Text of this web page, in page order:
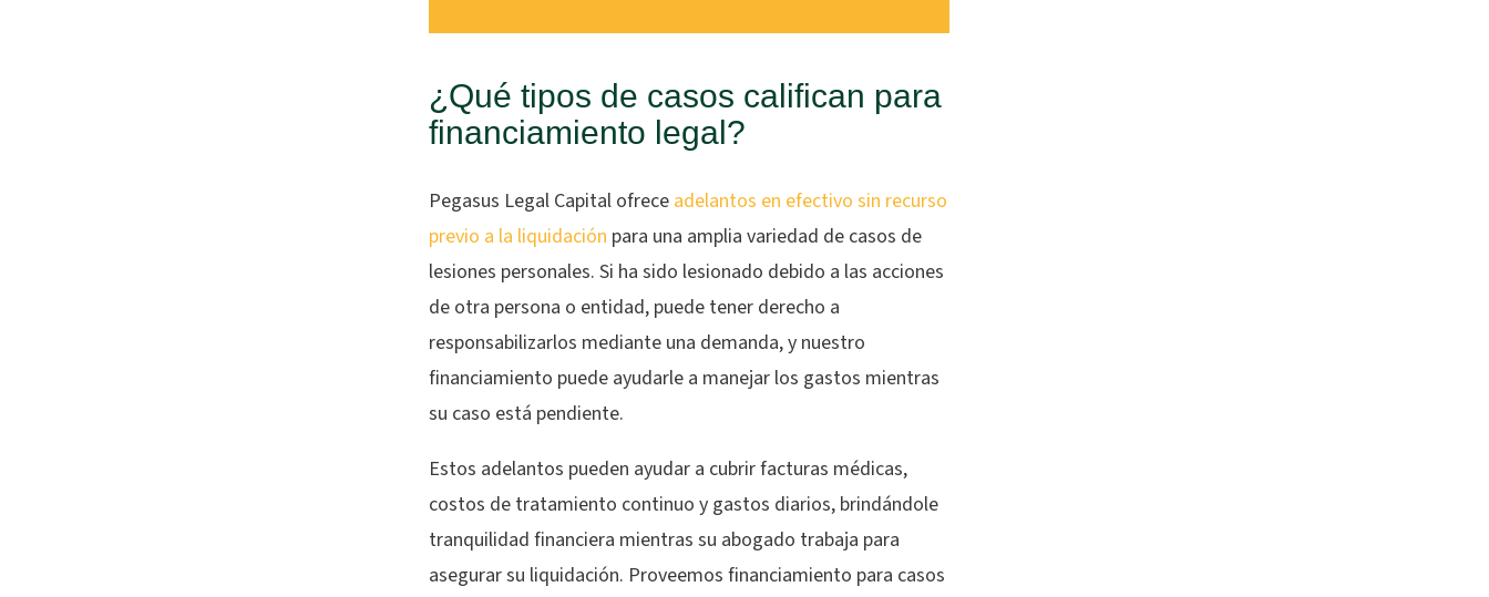
¿Qué tipos de casos califican para
financiamiento legal?
Pegasus Legal Capital ofrece adelantos en efectivo sin recurso
previo a la liquidación para una amplia variedad de casos de
lesiones personales. Si ha sido lesionado debido a las acciones
de otra persona o entidad, puede tener derecho a
responsabilizarlos mediante una demanda, y nuestro
financiamiento puede ayudarle a manejar los gastos mientras
su caso está pendiente.
Estos adelantos pueden ayudar a cubrir facturas médicas,
costos de tratamiento continuo y gastos diarios, brindándole
tranquilidad financiera mientras su abogado trabaja para
asegurar su liquidación. Proveemos financiamiento para casos